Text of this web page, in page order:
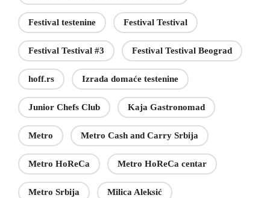
Festival testenine Festival Testival
Festival Testival #3 Festival Testival Beograd
hoff.rs Izrada domaće testenine
Junior Chefs Club Kaja Gastronomad
Metro Metro Cash and Carry Srbija
Metro HoReCa Metro HoReCa centar
Metro Srbija Milica Aleksić